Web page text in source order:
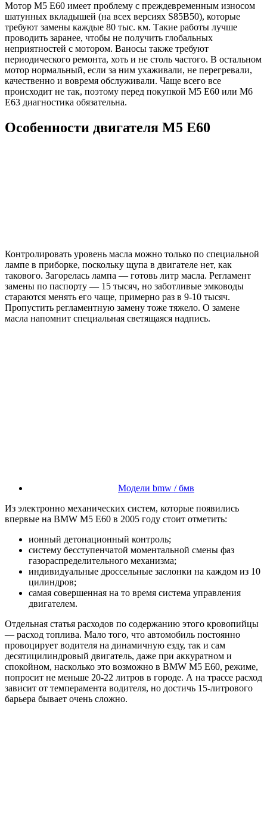
Мотор М5 Е60 имеет проблему с преждевременным износом
шатунных вкладышей (на всех версиях S85B50), которые
требуют замены каждые 80 тыс. км. Такие работы лучше
проводить заранее, чтобы не получить глобальных
неприятностей с мотором. Ваносы также требуют
периодического ремонта, хоть и не столь частого. В остальном
мотор нормальный, если за ним ухаживали, не перегревали,
качественно и вовремя обслуживали. Чаще всего все
происходит не так, поэтому перед покупкой М5 Е60 или М6
Е63 диагностика обязательна.
Особенности двигателя М5 Е60
Контролировать уровень масла можно только по специальной
лампе в приборке, поскольку щупа в двигателе нет, как
такового. Загорелась лампа — готовь литр масла. Регламент
замены по паспорту — 15 тысяч, но заботливые эмководы
стараются менять его чаще, примерно раз в 9-10 тысяч.
Пропустить регламентную замену тоже тяжело. О замене
масла напомнит специальная светящаяся надпись.
Модели bmw / бмв
Из электронно механических систем, которые появились
впервые на BMW M5 E60 в 2005 году стоит отметить:
ионный детонационный контроль;
систему бесступенчатой моментальной смены фаз
газораспределительного механизма;
индивидуальные дроссельные заслонки на каждом из 10
цилиндров;
самая совершенная на то время система управления
двигателем.
Отдельная статья расходов по содержанию этого кровопийцы
— расход топлива. Мало того, что автомобиль постоянно
провоцирует водителя на динамичную езду, так и сам
десятицилиндровый двигатель, даже при аккуратном и
спокойном, насколько это возможно в BMW M5 E60, режиме,
попросит не меньше 20-22 литров в городе. А на трассе расход
зависит от темперамента водителя, но достичь 15-литрового
барьера бывает очень сложно.